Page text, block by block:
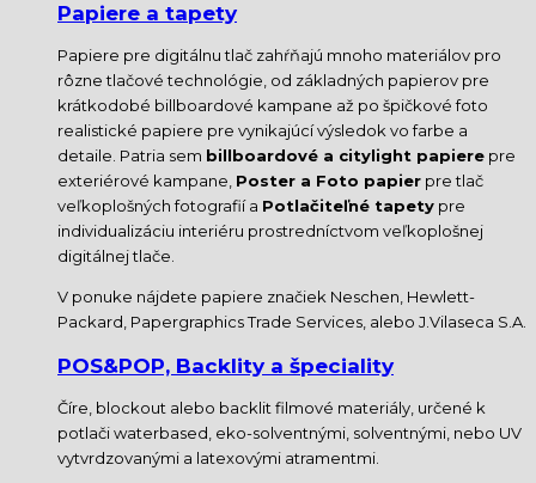
Papiere a tapety
Papiere pre digitálnu tlač zahŕňajú mnoho materiálov pro
rôzne tlačové technológie, od základných papierov pre
krátkodobé billboardové kampane až po špičkové foto
realistické papiere pre vynikajúcí výsledok vo farbe a
detaile. Patria sem billboardové a citylight papiere pre
exteriérové kampane, Poster a Foto papier pre tlač
veľkoplošných fotografií a Potlačiteľné tapety pre
individualizáciu interiéru prostredníctvom veľkoplošnej
digitálnej tlače.
V ponuke nájdete papiere značiek Neschen, Hewlett-
Packard, Papergraphics Trade Services, alebo J.Vilaseca S.A.
POS&POP, Backlity a špeciality
Číre, blockout alebo backlit filmové materiály, určené k
potlači waterbased, eko-solventnými, solventnými, nebo UV
vytvrdzovanými a latexovými atramentmi.